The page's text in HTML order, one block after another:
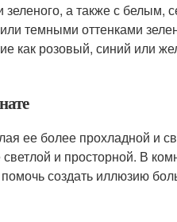
зеленого, а также с
темными оттенками
как розовый, синий или
ее более прохладной и
и просторной. В
создать иллюзию